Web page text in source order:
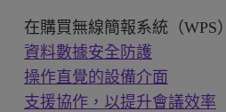
在購買無線簡報系統（WPS
資料數據安全防護
操作直覺的設備介面
支援協作，以提升會議效率